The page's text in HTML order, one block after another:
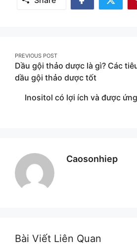
Share
Share
Post
navigation
PREVIOUS POST
Dầu gội thảo dược là gì? Các
dầu gội thảo dược tốt
Inositol có lợi ích và được
Caosonhiep
Bài Viết Liên Quan